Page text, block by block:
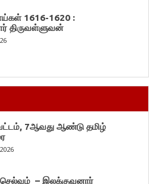
1616-1620 :
திருவள்ளுவன்
வட்டம், 7ஆவது ஆண்டு தமிழ்
– இலக்குவனார்